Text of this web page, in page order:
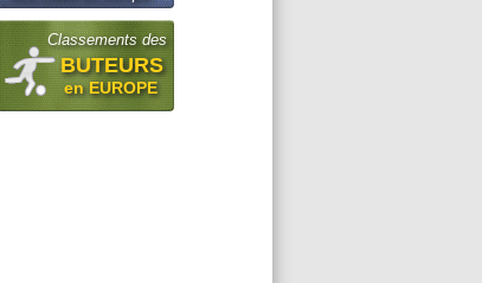
Classements des
BUTEURS
en EUROPE